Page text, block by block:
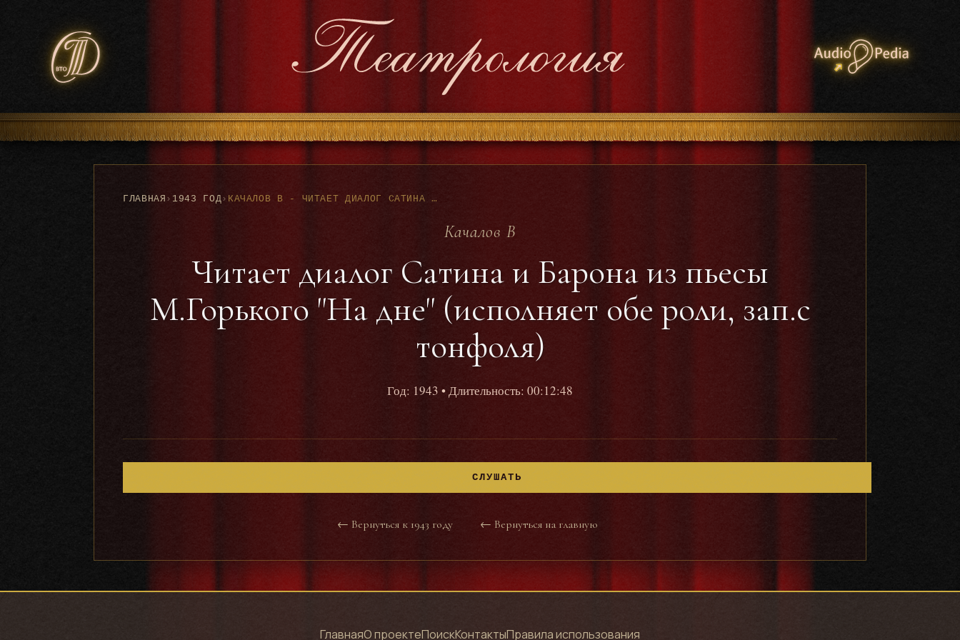
ГЛАВНАЯ › 1943 ГОД› КАЧАЛОВ В - ЧИТАЕТ ДИАЛОГ САТИНА И БАРОНА ИЗ ПЬЕСЫ М.ГОРЬКОГО "НА ДНЕ" (ИСПОЛНЯЕТ ОБЕ РОЛИ, ЗАП.С ТОНФОЛЯ)
Качалов В
Читает диалог Сатина и Барона из пьесы
М.Горького "На дне" (исполняет обе роли, зап.с
тонфоля)
Год: 1943 • Длительность: 00:12:48
СЛУШАТЬ
← Вернуться к 1943 году ← Вернуться на главную
ГлавнаяО проектеПоискКонтактыПравила использования